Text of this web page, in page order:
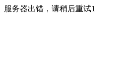
服务器出错，请稍后重试1